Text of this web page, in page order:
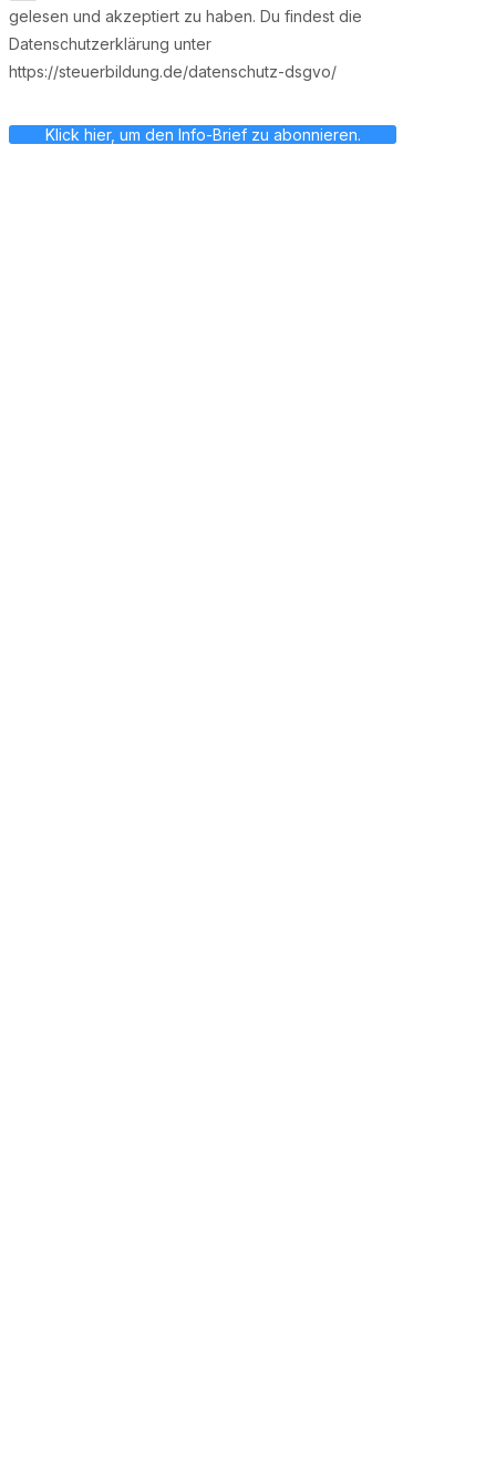
gelesen und akzeptiert zu haben. Du findest die
Datenschutzerklärung unter
https://steuerbildung.de/datenschutz-dsgvo/
Klick hier, um den Info-Brief zu abonnieren.